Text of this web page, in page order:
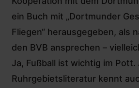
ein Buch mit „Dortmunder
Fliegen“ herausgegeben, als
den BVB ansprechen –
Ja, Fußball ist wichtig im Pott.
Ruhrgebietsliteratur kennt